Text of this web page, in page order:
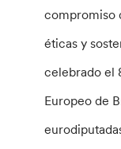
compromiso
éticas y
celebrado el
Europeo de